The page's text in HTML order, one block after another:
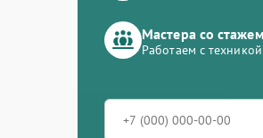
Мастера со
Работаем с